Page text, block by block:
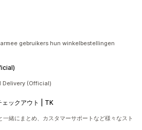
gebruikers hun winkelbestellingen
Delivery (Official)
ェックアウト | TK
一緒にまとめ、カスタマーサポートなど様々なスト